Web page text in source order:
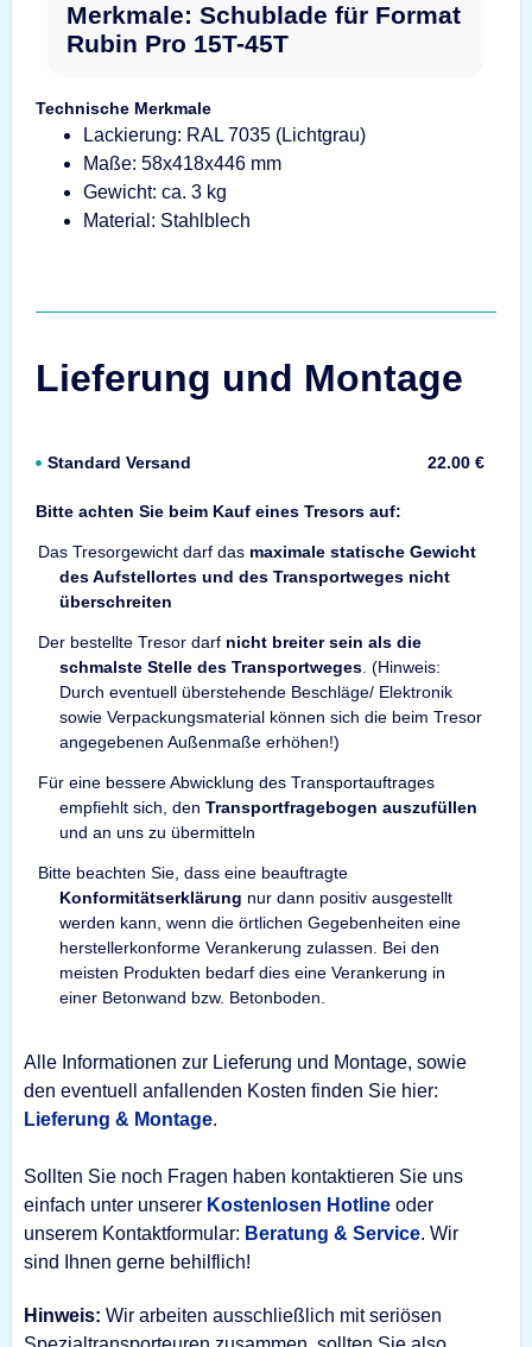
Merkmale: Schublade für Format
Rubin Pro 15T-45T
Technische Merkmale
Lackierung: RAL 7035 (Lichtgrau)
Maße: 58x418x446 mm
Gewicht: ca. 3 kg
Material: Stahlblech
Lieferung und Montage
Standard Versand 22.00 €
Bitte achten Sie beim Kauf eines Tresors auf:
Das Tresorgewicht darf das maximale statische Gewicht
des Aufstellortes und des Transportweges nicht
überschreiten
Der bestellte Tresor darf nicht breiter sein als die
schmalste Stelle des Transportweges . (Hinweis:
Durch eventuell überstehende Beschläge/ Elektronik
sowie Verpackungsmaterial können sich die beim Tresor
angegebenen Außenmaße erhöhen!)
Für eine bessere Abwicklung des Transportauftrages
empfiehlt sich, den Transportfragebogen auszufüllen
und an uns zu übermitteln
Bitte beachten Sie, dass eine beauftragte
Konformitätserklärung nur dann positiv ausgestellt
werden kann, wenn die örtlichen Gegebenheiten eine
herstellerkonforme Verankerung zulassen. Bei den
meisten Produkten bedarf dies eine Verankerung in
einer Betonwand bzw. Betonboden.
Alle Informationen zur Lieferung und Montage, sowie
den eventuell anfallenden Kosten finden Sie hier:
Lieferung & Montage.
Sollten Sie noch Fragen haben kontaktieren Sie uns
einfach unter unserer Kostenlosen Hotline oder
unserem Kontaktformular: Beratung & Service. Wir
sind Ihnen gerne behilflich!
Hinweis: Wir arbeiten ausschließlich mit seriösen